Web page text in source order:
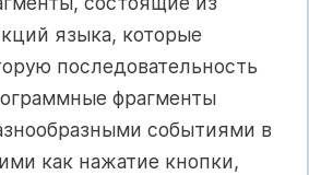
языка, которые
последовательность
фрагменты
событиями в
как нажатие кнопки,